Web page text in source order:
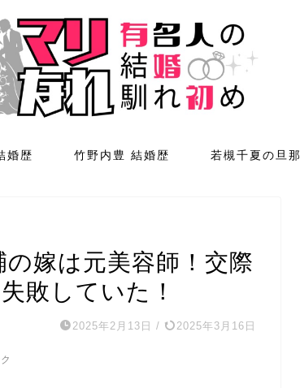
婚歴 竹野内豊 結婚歴 若槻千夏の旦那
の嫁は元美容師！交際
敗していた！
2025年2月13日 / 2025年3月16日